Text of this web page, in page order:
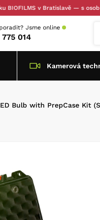
v Bratislavě — s osobním
Jsme online
014
Kamerová
Bulb with PrepCase Kit